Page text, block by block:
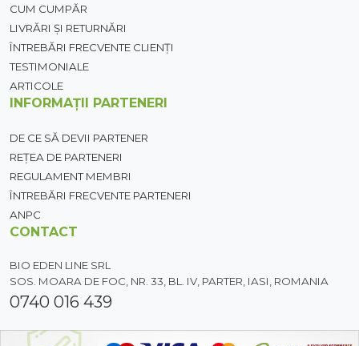
CUM CUMPĂR
LIVRĂRI ȘI RETURNĂRI
ÎNTREBĂRI FRECVENTE CLIENȚI
TESTIMONIALE
ARTICOLE
INFORMAȚII PARTENERI
DE CE SĂ DEVII PARTENER
REȚEA DE PARTENERI
REGULAMENT MEMBRI
ÎNTREBĂRI FRECVENTE PARTENERI
ANPC
CONTACT
BIO EDEN LINE SRL
SOS. MOARA DE FOC, NR. 33, BL. IV, PARTER, IASI, ROMANIA
0740 016 439